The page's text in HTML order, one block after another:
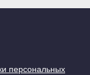
персональных